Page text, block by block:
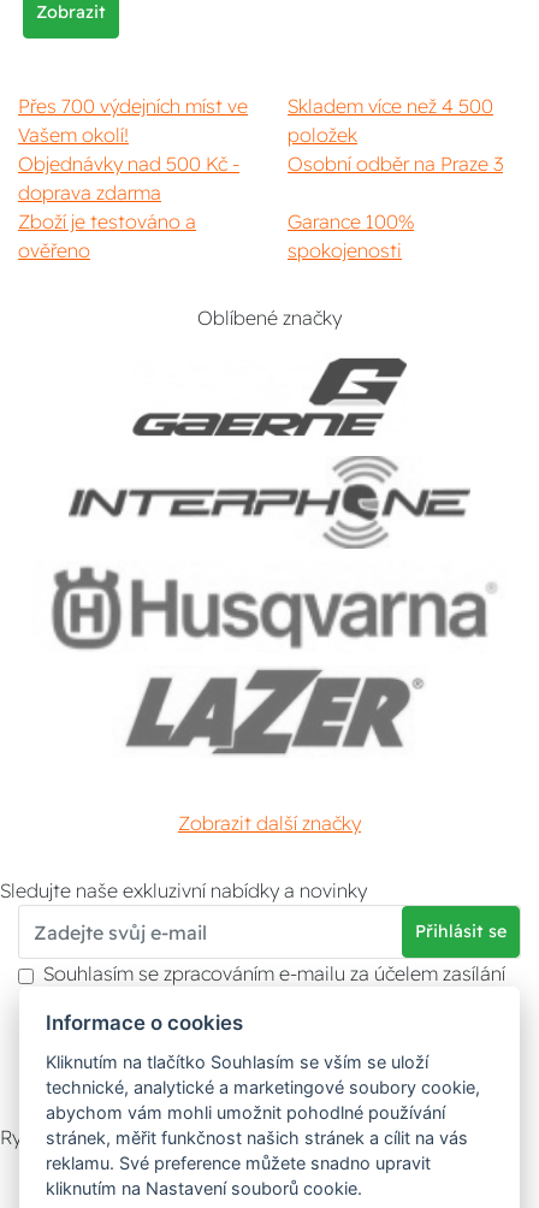
Zobrazit
Přes 700 výdejních míst ve
Vašem okolí!
Skladem více než 4 500
položek
Objednávky nad 500 Kč -
doprava zdarma
Osobní odběr na Praze 3
Zboží je testováno a
ověřeno
Garance 100%
spokojenosti
Oblíbené značky
Zobrazit další značky
Sledujte naše exkluzivní nabídky a novinky
Přihlásit se
Souhlasím se zpracováním e-mailu za účelem zasílání
Více informací naleznete v
údajů . Souhlas můžete kdykoliv odvolat.
Rychlý kontakt
Zákaznický servis Vyzvednutí zboží
Informace o cookies
Kliknutím na tlačítko Souhlasím se vším se uloží
technické, analytické a marketingové soubory cookie,
abychom vám mohli umožnit pohodlné používání
stránek, měřit funkčnost našich stránek a cílit na vás
reklamu. Své preference můžete snadno upravit
kliknutím na Nastavení souborů cookie.